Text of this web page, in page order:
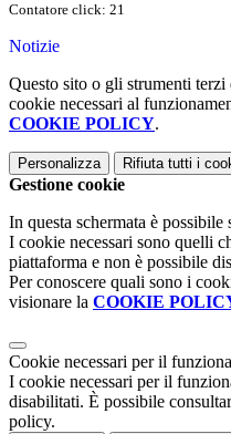
Contatore click: 21
Notizie
Questo sito o gli strumenti
cookie necessari al
COOKIE POLICY.
Personalizza Rifiuta tutti i
Gestione cookie
In questa schermata è
I cookie necessari sono quelli
piattaforma e non è possibile
Per conoscere quali sono i
visionare la COOKIE
Cookie necessari per il
I cookie necessari per il
disabilitati. È possibile
policy.